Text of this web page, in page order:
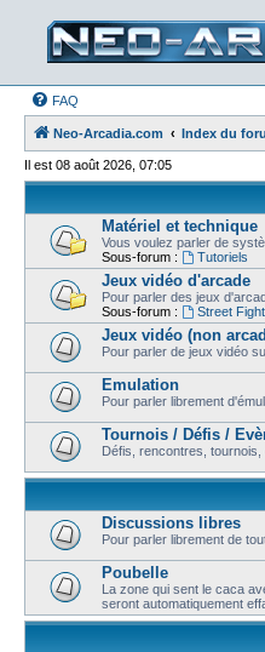
FAQ
Neo-Arcadia.com Index du
Il est 08 août 2026, 07:05
Matériel et technique
Vous voulez parler de
Sous-forum :
Tutoriels
Jeux vidéo d'arcade
Pour parler des jeux
Sous-forum :
Street
Jeux vidéo (non
Pour parler de jeux vidéo
Emulation
Pour parler librement
Tournois / Défis /
Défis, rencontres, tournois,
Discussions libres
Pour parler librement de
Poubelle
La zone qui sent le caca
seront automatiquement